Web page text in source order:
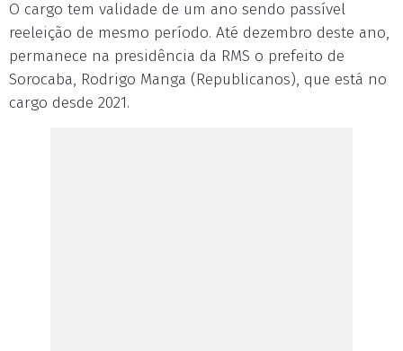
O cargo tem validade de um ano sendo passível
reeleição de mesmo período. Até dezembro deste ano,
permanece na presidência da RMS o prefeito de
Sorocaba, Rodrigo Manga (Republicanos), que está no
cargo desde 2021.